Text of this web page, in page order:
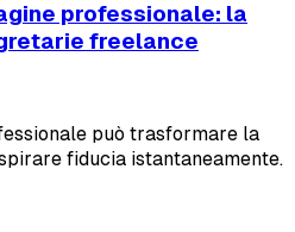
professionale: la
freelance
può trasformare la
fiducia istantaneamente.